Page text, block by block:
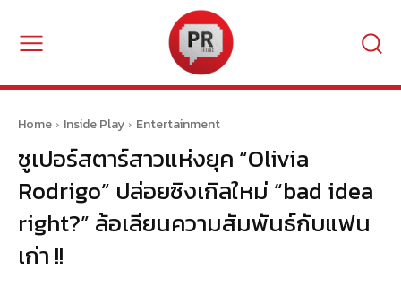
Home Inside Play Entertainment
ซูเปอร์สตาร์สาวแห่งยุค “Olivia
Rodrigo” ปล่อยซิงเกิลใหม่ “bad idea
right?” ล้อเลียนความสัมพันธ์กับแฟน
เก่า !!